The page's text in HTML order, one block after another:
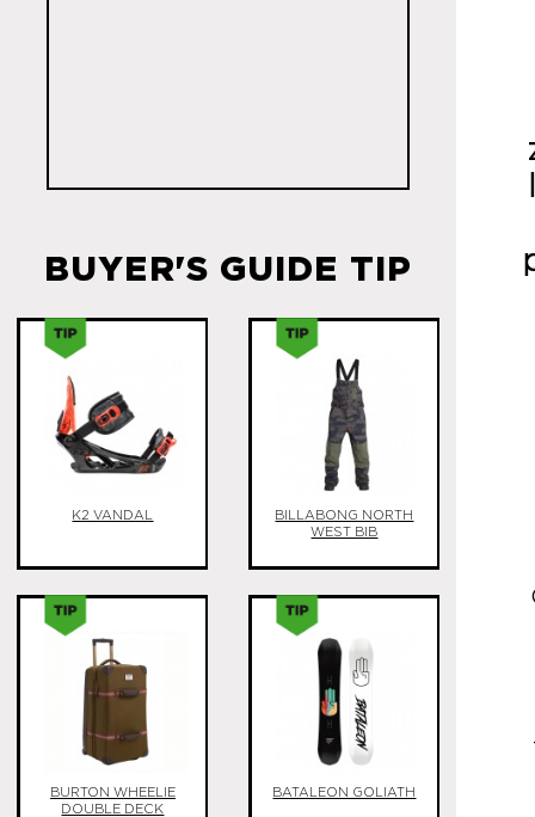
BUYER'S GUIDE TIP
K2 VANDAL
BILLABONG NORTH
WEST BIB
BURTON WHEELIE
DOUBLE DECK
BATALEON GOLIATH